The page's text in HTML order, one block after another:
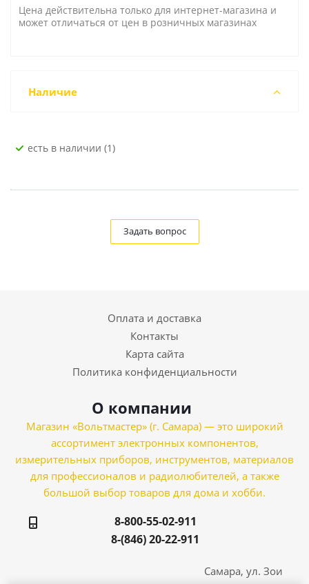
Цена действительна только для интернет-магазина и
может отличаться от цен в розничных магазинах
Наличие
Есть в наличии (1)
Задать вопрос
Оплата и доставка
Контакты
Карта сайта
Политика конфиденциальности
О компании
Магазин «Вольтмастер» (г. Самара) — это широкий
ассортимент электронных компонентов,
измерительных приборов, инструментов, материалов
для профессионалов и радиолюбителей, а также
большой выбор товаров для дома и хобби.
8-800-55-02-911
8-(846) 20-22-911
Самара, ул. Зои